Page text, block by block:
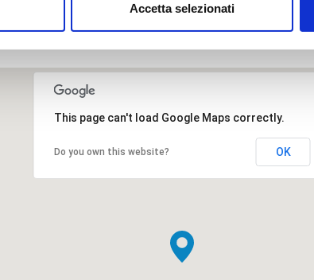
Accetta selezionati
This page can't load Google Maps correctly.
Do you own this website? OK